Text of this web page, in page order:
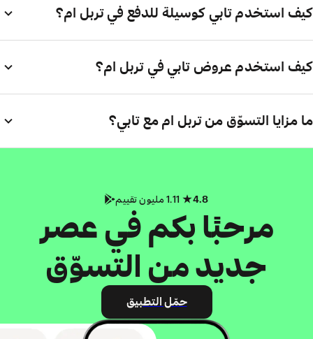
كيف استخدم تابي كوسيلة للدفع في تربل ام؟
كيف استخدم عروض تابي في تربل ام؟
ما مزايا التسوّق من تربل ام مع تابي؟
4.8
مرحبًا بكم في عصر
جديد من التسوّق
حمّل التطبيق